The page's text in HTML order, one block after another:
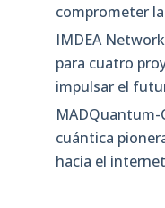
comprometer
IMDEA
para cuatro
impulsar el
MADQuantum-
cuántica
hacia el